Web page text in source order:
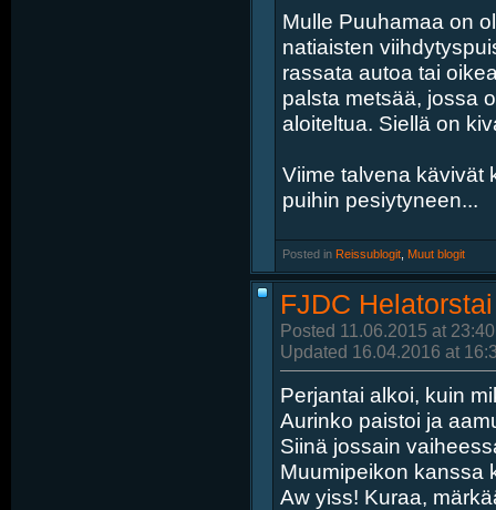
Mulle Puuhamaa on
natiaisten
rassata autoa tai
palsta metsää, jossa
aloiteltua. Siellä on
Viime talvena kävivät
puihin pesiytyneen...
Posted in Reissublogit Muut blogit
FJDC
Posted 11.06.2015 at
Updated 16.04.2016 at
Perjantai alkoi, kuin
Aurinko paistoi ja
Siinä jossain
Muumipeikon kanssa
Aw yiss! Kuraa,